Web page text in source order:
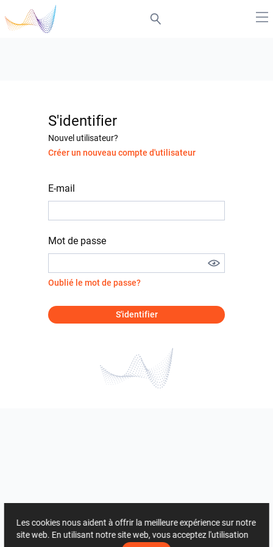
S'identifier
Nouvel utilisateur?
Créer un nouveau compte d'utilisateur
E-mail
Mot de passe
Oublié le mot de passe?
S'identifier
Les cookies nous aident à offrir la meilleure expérience sur notre
site web. En utilisant notre site web, vous acceptez l'utilisation